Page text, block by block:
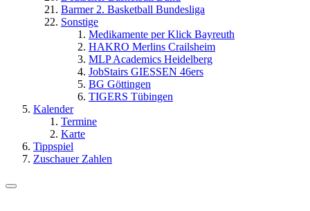
Barmer 2. Basketball Bundesliga
Sonstige
Medikamente per Klick Bayreuth
HAKRO Merlins Crailsheim
MLP Academics Heidelberg
JobStairs GIESSEN 46ers
BG Göttingen
TIGERS Tübingen
Kalender
Termine
Karte
Tippspiel
Zuschauer Zahlen